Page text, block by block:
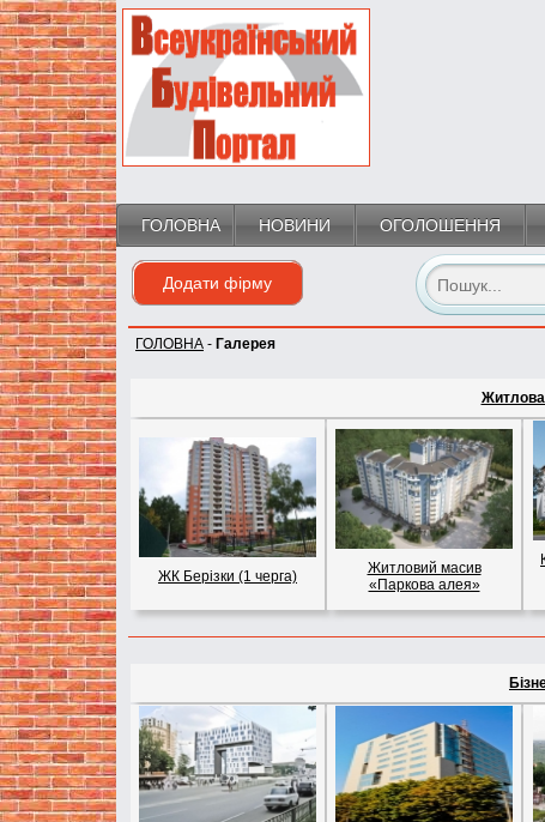
ГОЛОВНА НОВИНИ ОГОЛОШЕННЯ
Додати фірму
ГОЛОВНА - Галерея
Житлова
ЖК Берізки (1 черга)
Житловий масив
«Паркова алея»